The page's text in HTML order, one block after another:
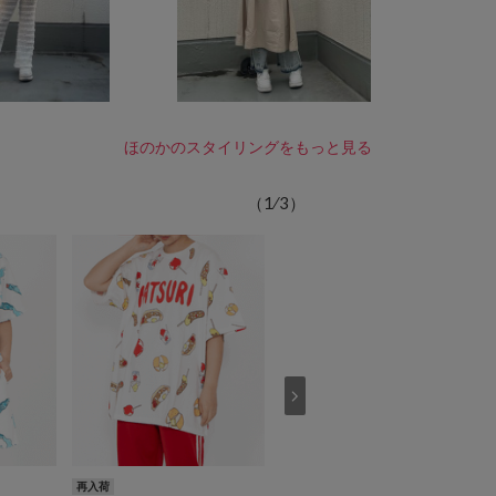
ほのかのスタイリングをもっと見る
（1⁄3）
再入荷